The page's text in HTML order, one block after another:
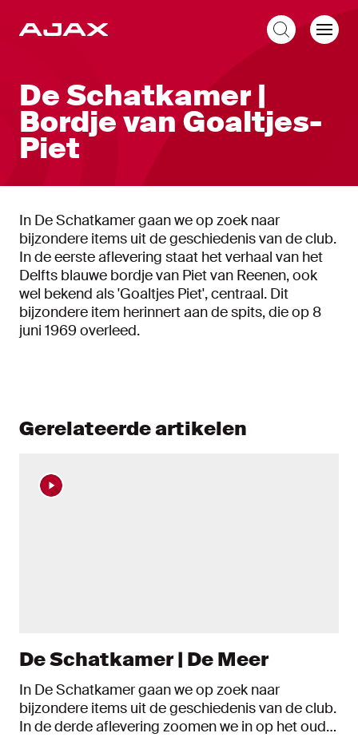
De Schatkamer |
Bordje van Goaltjes-
Piet
In De Schatkamer gaan we op zoek naar
bijzondere items uit de geschiedenis van de club.
In de eerste aflevering staat het verhaal van het
Delfts blauwe bordje van Piet van Reenen, ook
wel bekend als 'Goaltjes Piet', centraal. Dit
bijzondere item herinnert aan de spits, die op 8
juni 1969 overleed.
Gerelateerde artikelen
De Schatkamer | De Meer
In De Schatkamer gaan we op zoek naar
bijzondere items uit de geschiedenis van de club.
In de derde aflevering zoomen we in op het oude